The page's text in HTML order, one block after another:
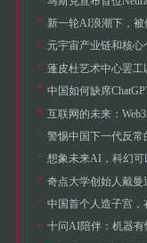
新一轮AI浪潮下，被
元宇宙产业链和核心
蓬皮杜艺术中心罢工
中国如何缺席
互联网的未来：
警惕中国下一代反常
想象未来AI，科幻可
奇点大学创始人戴
中国首个人造子宫，
十问AI陪伴：机器有